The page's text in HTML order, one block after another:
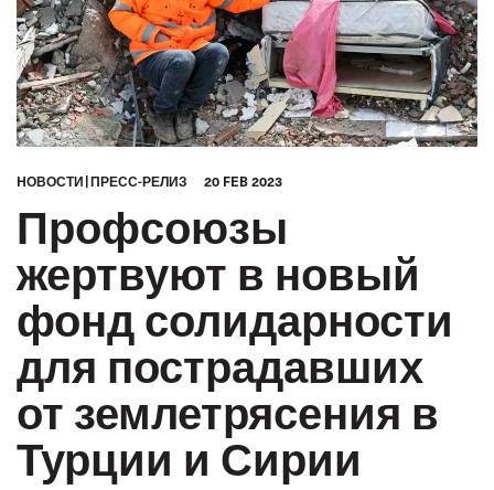
HОВОСТИ ПРЕСС-РЕЛИЗ 20 FEB 2023
Профсоюзы
жертвуют в новый
фонд солидарности
для пострадавших
от землетрясения в
Турции и Сирии